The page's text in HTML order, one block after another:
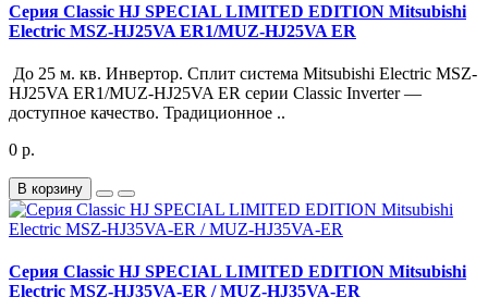
Серия Classic HJ SPECIAL LIMITED EDITION Mitsubishi
Electric MSZ-HJ25VA ER1/MUZ-HJ25VA ER
До 25 м. кв. Инвертор. Сплит система Mitsubishi Electric MSZ-
HJ25VA ER1/MUZ-HJ25VA ER серии Classic Inverter —
доступное качество. Традиционное ..
0 р.
В корзину
Серия Classic HJ SPECIAL LIMITED EDITION Mitsubishi
Electric MSZ-HJ35VA-ER / MUZ-HJ35VA-ER